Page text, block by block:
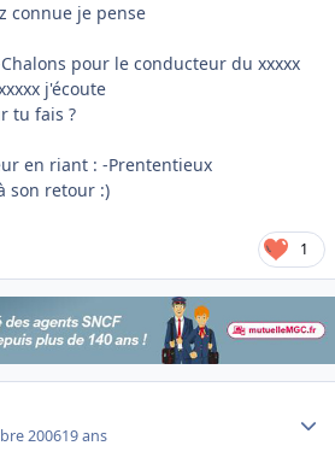
connue je pense
pour le conducteur du xxxxx
j'écoute
tu fais ?
en riant : -Prententieux
son retour :)
1
200619 ans